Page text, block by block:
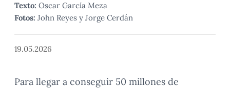
Texto: Oscar García Meza
Fotos: John Reyes y Jorge Cerdán
19.05.2026
Para llegar a conseguir 50 millones de